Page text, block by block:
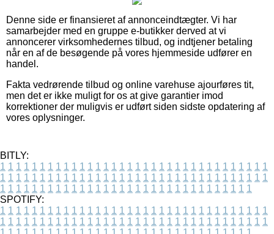
Denne side er finansieret af annonceindtægter. Vi har
samarbejder med en gruppe e-butikker derved at vi
annoncerer virksomhedernes tilbud, og indtjener betaling
når en af de besøgende på vores hjemmeside udfører en
handel.
Fakta vedrørende tilbud og online varehuse ajourføres tit,
men det er ikke muligt for os at give garantier imod
korrektioner der muligvis er udført siden sidste opdatering af
vores oplysninger.
BITLY:
1 1 1 1 1 1 1 1 1 1 1 1 1 1 1 1 1 1 1 1 1 1 1 1 1 1 1 1 1 1 1 1 1 1
1 1 1 1 1 1 1 1 1 1 1 1 1 1 1 1 1 1 1 1 1 1 1 1 1 1 1 1 1 1 1 1 1 1
1 1 1 1 1 1 1 1 1 1 1 1 1 1 1 1 1 1 1 1 1 1 1 1 1 1 1 1 1 1 1 1
SPOTIFY:
1 1 1 1 1 1 1 1 1 1 1 1 1 1 1 1 1 1 1 1 1 1 1 1 1 1 1 1 1 1 1 1 1 1
1 1 1 1 1 1 1 1 1 1 1 1 1 1 1 1 1 1 1 1 1 1 1 1 1 1 1 1 1 1 1 1 1 1